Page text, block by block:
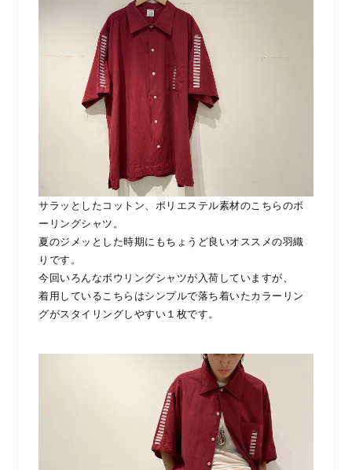
サラッとしたコットン、ポリエステル素材のこちらのボ
ーリングシャツ。
夏のジメッとした時期にもちょうど良いオススメの羽織
りです。
今回いろんなボウリングシャツが入荷していますが、
着用しているこちらはシンプルで落ち着いたカラーリン
グがスタイリングしやすい１枚です。